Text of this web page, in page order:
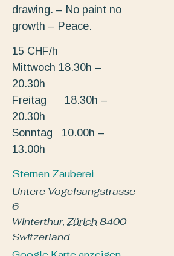
drawing. – No paint no
growth – Peace.
15 CHF/h
Mittwoch 18.30h –
20.30h
Freitag 18.30h –
20.30h
Sonntag 10.00h –
13.00h
Sternen Zauberei
Untere Vogelsangstrasse
6
Winterthur, Zürich8400
Switzerland